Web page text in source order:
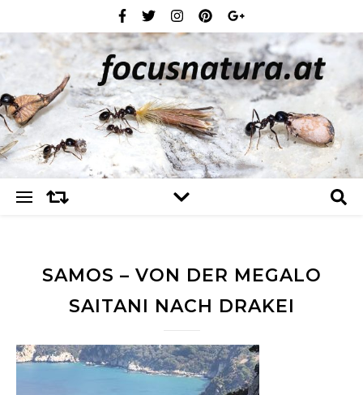
SAMOS – VON DER MEGALO
SAITANI NACH DRAKEI